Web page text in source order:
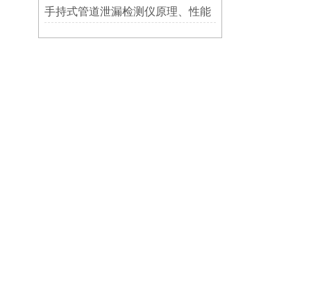
手持式管道泄漏检测仪原理、性能